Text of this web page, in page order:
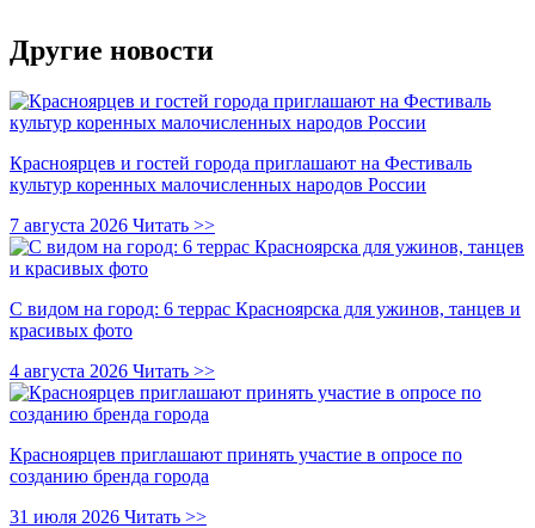
Другие новости
Красноярцев и гостей города приглашают на Фестиваль
культур коренных малочисленных народов России
7 августа 2026 Читать >>
С видом на город: 6 террас Красноярска для ужинов, танцев и
красивых фото
4 августа 2026 Читать >>
Красноярцев приглашают принять участие в опросе по
созданию бренда города
31 июля 2026 Читать >>